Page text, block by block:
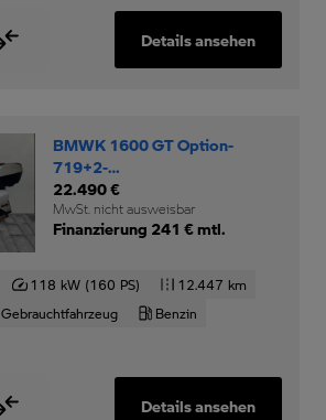
Details ansehen
BMWK 1600 GT Option-
719+2-
Pakete+Topcase+DWA+ZV+
22.490 €
MwSt. nicht ausweisbar
Finanzierung 241 € mtl.
118 kW (160 PS)
12.447 km
Gebrauchtfahrzeug
Benzin
Details ansehen